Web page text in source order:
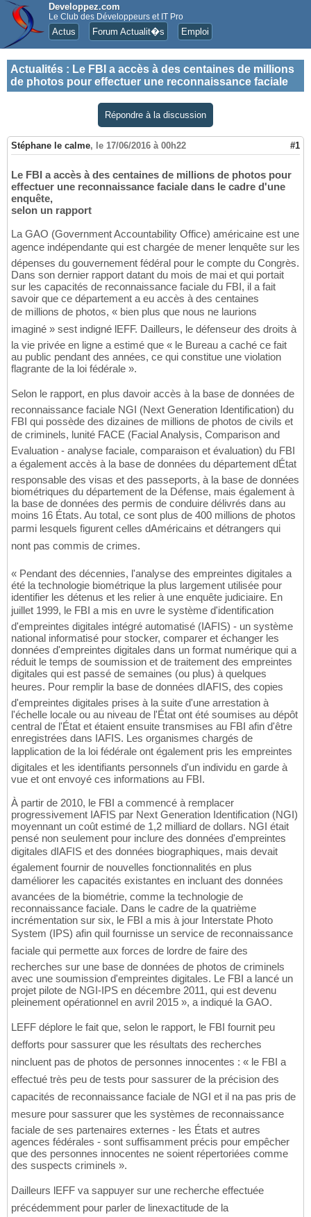
Developpez.com
Le Club des Développeurs et IT Pro
Actus Forum Actualit�s Emploi
Actualités : Le FBI a accès à des centaines de millions
de photos pour effectuer une reconnaissance faciale
Répondre à la discussion
Stéphane le calme, le 17/06/2016 à 00h22 #1
Le FBI a accès à des centaines de millions de photos pour
effectuer une reconnaissance faciale dans le cadre d'une
enquête,
selon un rapport
La GAO (Government Accountability Office) américaine est une
agence indépendante qui est chargée de mener lenquête sur les
dépenses du gouvernement fédéral pour le compte du Congrès.
Dans son dernier rapport datant du mois de mai et qui portait
sur les capacités de reconnaissance faciale du FBI, il a fait
savoir que ce département a eu accès à des centaines
de millions de photos, « bien plus que nous ne laurions
imaginé » sest indigné lEFF. Dailleurs, le défenseur des droits à
la vie privée en ligne a estimé que « le Bureau a caché ce fait
au public pendant des années, ce qui constitue une violation
flagrante de la loi fédérale ».
Selon le rapport, en plus davoir accès à la base de données de
reconnaissance faciale NGI (Next Generation Identification) du
FBI qui possède des dizaines de millions de photos de civils et
de criminels, lunité FACE (Facial Analysis, Comparison and
Evaluation - analyse faciale, comparaison et évaluation) du FBI
a également accès à la base de données du département dÉtat
responsable des visas et des passeports, à la base de données
biométriques du département de la Défense, mais également à
la base de données des permis de conduire délivrés dans au
moins 16 États. Au total, ce sont plus de 400 millions de photos
parmi lesquels figurent celles dAméricains et détrangers qui
nont pas commis de crimes.
« Pendant des décennies, l'analyse des empreintes digitales a
été la technologie biométrique la plus largement utilisée pour
identifier les détenus et les relier à une enquête judiciaire. En
juillet 1999, le FBI a mis en uvre le système d'identification
d'empreintes digitales intégré automatisé (IAFIS) - un système
national informatisé pour stocker, comparer et échanger les
données d'empreintes digitales dans un format numérique qui a
réduit le temps de soumission et de traitement des empreintes
digitales qui est passé de semaines (ou plus) à quelques
heures. Pour remplir la base de données dIAFIS, des copies
d'empreintes digitales prises à la suite d'une arrestation à
l'échelle locale ou au niveau de l'État ont été soumises au dépôt
central de l'État et étaient ensuite transmises au FBI afin d'être
enregistrées dans IAFIS. Les organismes chargés de
lapplication de la loi fédérale ont également pris les empreintes
digitales et les identifiants personnels d'un individu en garde à
vue et ont envoyé ces informations au FBI.
À partir de 2010, le FBI a commencé à remplacer
progressivement IAFIS par Next Generation Identification (NGI)
moyennant un coût estimé de 1,2 milliard de dollars. NGI était
pensé non seulement pour inclure des données d'empreintes
digitales dIAFIS et des données biographiques, mais devait
également fournir de nouvelles fonctionnalités en plus
daméliorer les capacités existantes en incluant des données
avancées de la biométrie, comme la technologie de
reconnaissance faciale. Dans le cadre de la quatrième
incrémentation sur six, le FBI a mis à jour Interstate Photo
System (IPS) afin quil fournisse un service de reconnaissance
faciale qui permette aux forces de lordre de faire des
recherches sur une base de données de photos de criminels
avec une soumission d'empreintes digitales. Le FBI a lancé un
projet pilote de NGI-IPS en décembre 2011, qui est devenu
pleinement opérationnel en avril 2015 », a indiqué la GAO.
LEFF déplore le fait que, selon le rapport, le FBI fournit peu
defforts pour sassurer que les résultats des recherches
nincluent pas de photos de personnes innocentes : « le FBI a
effectué très peu de tests pour sassurer de la précision des
capacités de reconnaissance faciale de NGI et il na pas pris de
mesure pour sassurer que les systèmes de reconnaissance
faciale de ses partenaires externes - les États et autres
agences fédérales - sont suffisamment précis pour empêcher
que des personnes innocentes ne soient répertoriées comme
des suspects criminels ».
Dailleurs lEFF va sappuyer sur une recherche effectuée
précédemment pour parler de linexactitude de la